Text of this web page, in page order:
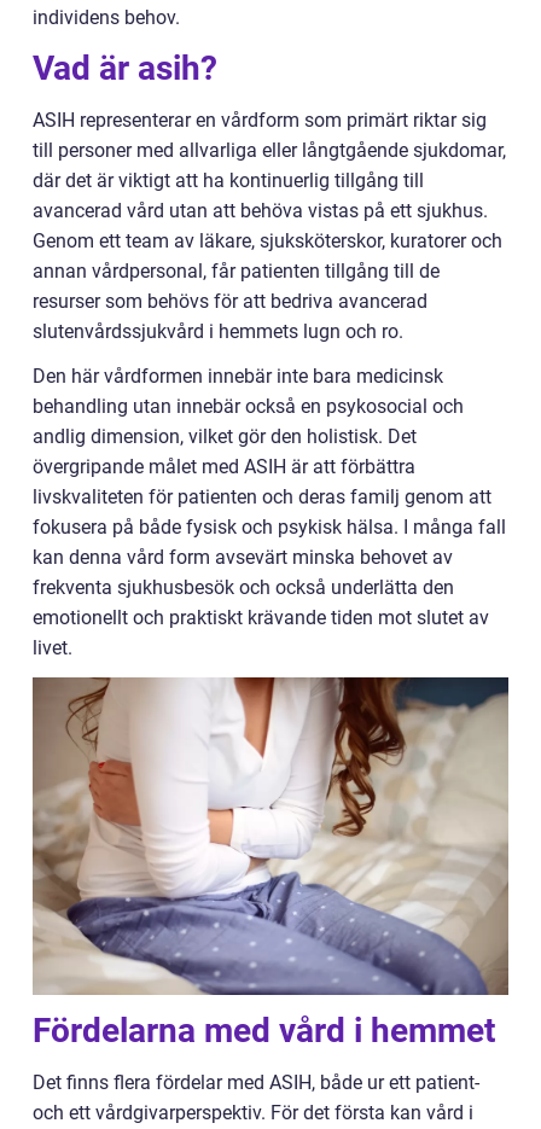
individens behov.
Vad är asih?
ASIH representerar en vårdform som primärt riktar sig
till personer med allvarliga eller långtgående sjukdomar,
där det är viktigt att ha kontinuerlig tillgång till
avancerad vård utan att behöva vistas på ett sjukhus.
Genom ett team av läkare, sjuksköterskor, kuratorer och
annan vårdpersonal, får patienten tillgång till de
resurser som behövs för att bedriva avancerad
slutenvårdssjukvård i hemmets lugn och ro.
Den här vårdformen innebär inte bara medicinsk
behandling utan innebär också en psykosocial och
andlig dimension, vilket gör den holistisk. Det
övergripande målet med ASIH är att förbättra
livskvaliteten för patienten och deras familj genom att
fokusera på både fysisk och psykisk hälsa. I många fall
kan denna vård form avsevärt minska behovet av
frekventa sjukhusbesök och också underlätta den
emotionellt och praktiskt krävande tiden mot slutet av
livet.
Fördelarna med vård i hemmet
Det finns flera fördelar med ASIH, både ur ett patient-
och ett vårdgivarperspektiv. För det första kan vård i